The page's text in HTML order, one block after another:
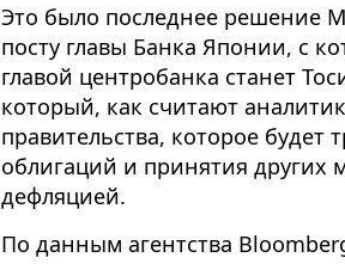
Это было последнее решение
посту главы Банка Японии, с
главой центробанка станет
который, как считают
правительства, которое будет
облигаций и принятия других
дефляцией.
По данным агентства